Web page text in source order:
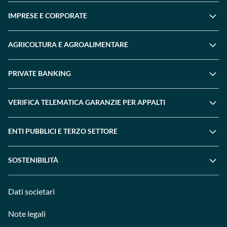
IMPRESE E CORPORATE
AGRICOLTURA E AGROALIMENTARE
PRIVATE BANKING
VERIFICA TELEMATICA GARANZIE PER APPALTI
ENTI PUBBLICI E TERZO SETTORE
SOSTENIBILITÀ
Dati societari
Note legali